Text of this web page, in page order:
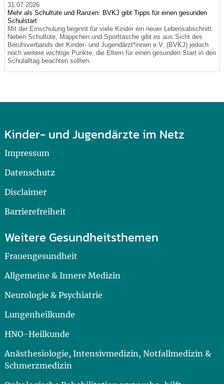
31.07.2026
Mehr als Schultüte und Ranzen: BVKJ gibt Tipps für einen gesunden
Schulstart
Mit der Einschulung beginnt für viele Kinder ein neuer Lebensabschnitt.
Neben Schultüte, Mäppchen und Sporttasche gibt es aus Sicht des
Berufsverbands der Kinder- und Jugendärzt*innen e.V. (BVKJ) jedoch
noch weitere wichtige Punkte, die Eltern für einen gesunden Start in den
Schulalltag beachten sollten.
Kinder- und Jugendärzte im Netz
Impressum
Datenschutz
Disclaimer
Barrierefreiheit
Weitere Gesundheitsthemen
Frauengesundheit
Allgemeine & Innere Medizin
Neurologie & Psychiatrie
Lungenheilkunde
HNO-Heilkunde
Anästhesiologie, Intensivmedizin, Notfallmedizin &
Schmerzmedizin